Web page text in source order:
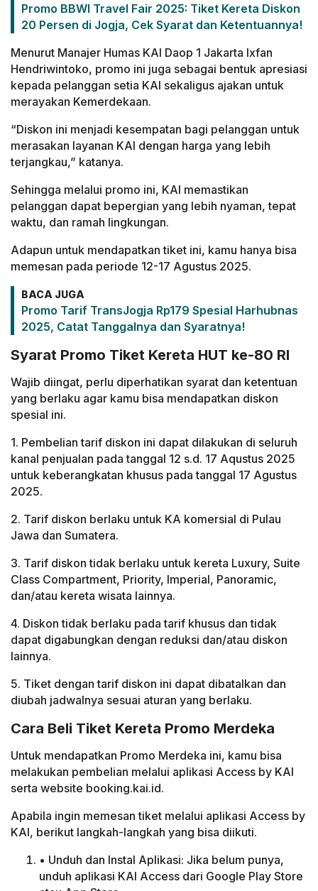
Promo BBWI Travel Fair 2025: Tiket Kereta Diskon
20 Persen di Jogja, Cek Syarat dan Ketentuannya!
Menurut Manajer Humas KAI Daop 1 Jakarta Ixfan
Hendriwintoko, promo ini juga sebagai bentuk apresiasi
kepada pelanggan setia KAI sekaligus ajakan untuk
merayakan Kemerdekaan.
“Diskon ini menjadi kesempatan bagi pelanggan untuk
merasakan layanan KAI dengan harga yang lebih
terjangkau,” katanya.
Sehingga melalui promo ini, KAI memastikan
pelanggan dapat bepergian yang lebih nyaman, tepat
waktu, dan ramah lingkungan.
Adapun untuk mendapatkan tiket ini, kamu hanya bisa
memesan pada periode 12-17 Agustus 2025.
BACA JUGA
Promo Tarif TransJogja Rp179 Spesial Harhubnas
2025, Catat Tanggalnya dan Syaratnya!
Syarat Promo Tiket Kereta HUT ke-80 RI
Wajib diingat, perlu diperhatikan syarat dan ketentuan
yang berlaku agar kamu bisa mendapatkan diskon
spesial ini.
1. Pembelian tarif diskon ini dapat dilakukan di seluruh
kanal penjualan pada tanggal 12 s.d. 17 Aqustus 2025
untuk keberangkatan khusus pada tanggal 17 Agustus
2025.
2. Tarif diskon berlaku untuk KA komersial di Pulau
Jawa dan Sumatera.
3. Tarif diskon tidak berlaku untuk kereta Luxury, Suite
Class Compartment, Priority, Imperial, Panoramic,
dan/atau kereta wisata lainnya.
4. Diskon tidak berlaku pada tarif khusus dan tidak
dapat digabungkan dengan reduksi dan/atau diskon
lainnya.
5. Tiket dengan tarif diskon ini dapat dibatalkan dan
diubah jadwalnya sesuai aturan yang berlaku.
Cara Beli Tiket Kereta Promo Merdeka
Untuk mendapatkan Promo Merdeka ini, kamu bisa
melakukan pembelian melalui aplikasi Access by KAI
serta website booking.kai.id.
Apabila ingin memesan tiket melalui aplikasi Access by
KAI, berikut langkah-langkah yang bisa diikuti.
• Unduh dan Instal Aplikasi: Jika belum punya,
unduh aplikasi KAI Access dari Google Play Store